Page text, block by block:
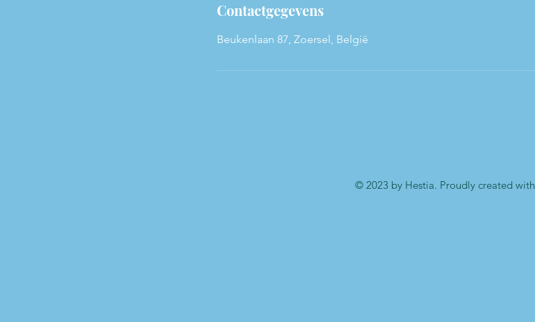
Contactgegevens
Beukenlaan 87, Zoersel, België
© 2023 by Hestia. Proudly created with